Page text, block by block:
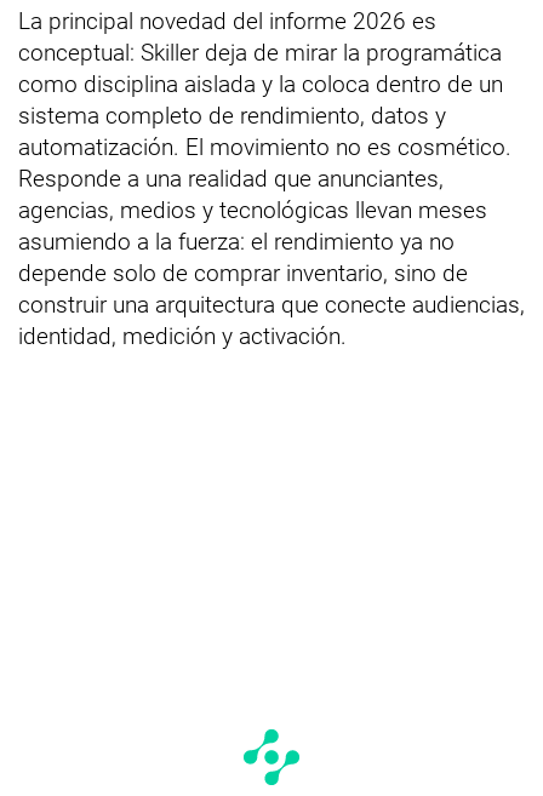
La principal novedad del informe 2026 es
conceptual: Skiller deja de mirar la programática
como disciplina aislada y la coloca dentro de un
sistema completo de rendimiento, datos y
automatización. El movimiento no es cosmético.
Responde a una realidad que anunciantes,
agencias, medios y tecnológicas llevan meses
asumiendo a la fuerza: el rendimiento ya no
depende solo de comprar inventario, sino de
construir una arquitectura que conecte audiencias,
identidad, medición y activación.